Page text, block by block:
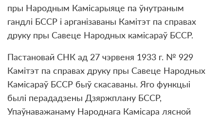
пры Народным Камісарыяце па ўнутраным
гандлі БССР і арганізаваны Камітэт па справах
друку пры Савеце Народных камісараў БССР.
Пастановай СНК ад 27 чэрвеня 1933 г. № 929
Камітэт па справах друку пры Савеце Народных
Камісараў БССР быў скасаваны. Яго функцыі
былі перададзены Дзяржплану БССР,
Упаўнаважанаму Народнага Камісара лясной